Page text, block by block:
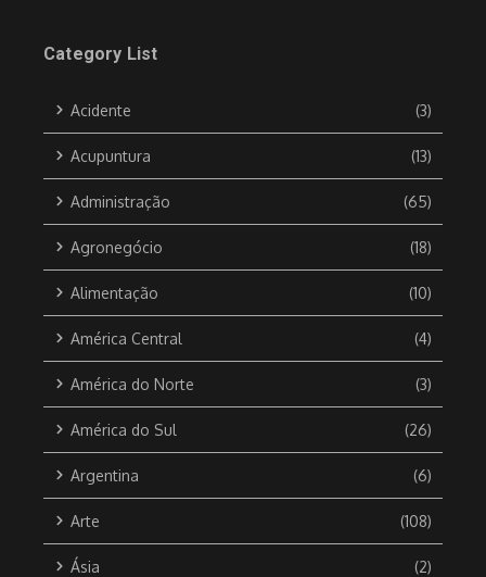
Category List
Acidente (3)
Acupuntura (13)
Administração (65)
Agronegócio (18)
Alimentação (10)
América Central (4)
América do Norte (3)
América do Sul (26)
Argentina (6)
Arte (108)
Ásia (2)